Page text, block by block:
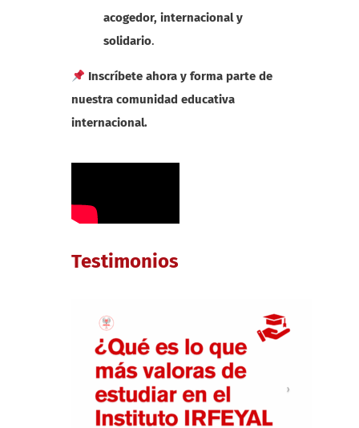
acogedor, internacional y
solidario.
Inscríbete ahora y forma parte de
nuestra comunidad educativa
internacional.
Testimonios